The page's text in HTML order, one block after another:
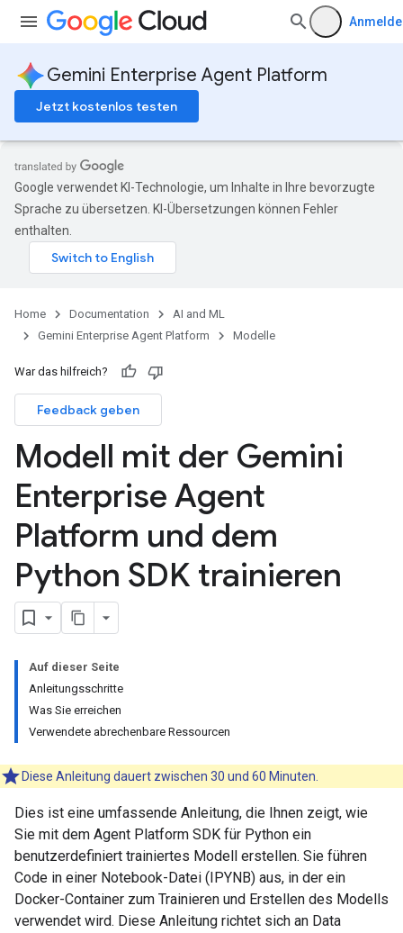
Gemini Enterprise Agent Platform
Jetzt kostenlos testen
Google verwendet KI-Technologie, um Inhalte in Ihre bevorzugte
Sprache zu übersetzen. KI-Übersetzungen können Fehler
enthalten.
Home Documentation
AI and ML
Gemini Enterprise Agent Platform
Modelle
War das hilfreich?
Feedback geben
Modell mit der Gemini
Enterprise Agent
Platform und dem
Python SDK trainieren
Auf dieser Seite
Anleitungsschritte
Was Sie erreichen
Verwendete abrechenbare Ressourcen
Diese Anleitung dauert zwischen 30 und 60 Minuten.
Dies ist eine umfassende Anleitung, die Ihnen zeigt, wie
Sie mit dem Agent Platform SDK für Python ein
benutzerdefiniert trainiertes Modell erstellen. Sie führen
Code in einer Notebook-Datei (IPYNB) aus, in der ein
Docker-Container zum Trainieren und Erstellen des Modells
verwendet wird. Diese Anleitung richtet sich an Data